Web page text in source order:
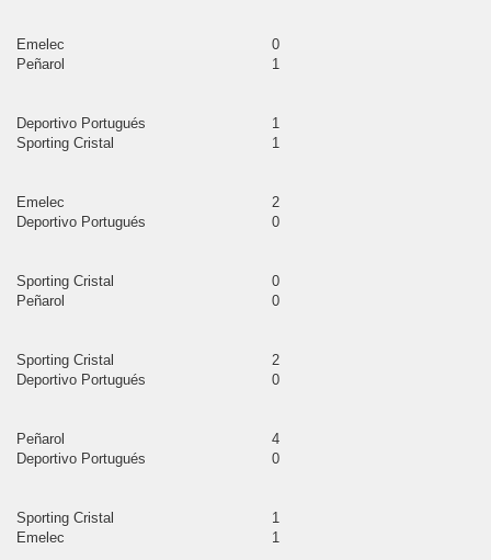
Emelec
0
Peñarol
1
Deportivo Portugués
1
Sporting Cristal
1
Emelec
2
Deportivo Portugués
0
Sporting Cristal
0
Peñarol
0
Sporting Cristal
2
Deportivo Portugués
0
Peñarol
4
Deportivo Portugués
0
Sporting Cristal
1
Emelec
1
Cruz
Miguel